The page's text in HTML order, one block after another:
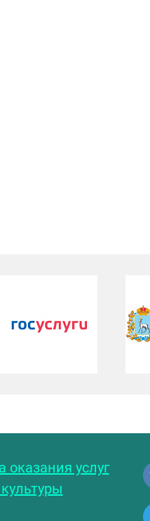
Следующее изображение
оказания услуг